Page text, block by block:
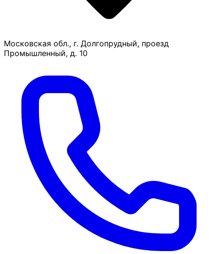
Московская обл., г. Долгопрудный, проезд
Промышленный, д. 10